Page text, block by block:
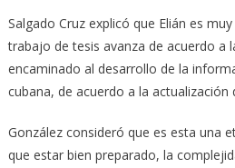
Salgado Cruz explicó que Elián es
trabajo de tesis avanza de acuerdo a
encaminado al desarrollo de la
cubana, de acuerdo a la
González consideró que es esta una
que estar bien preparado, la